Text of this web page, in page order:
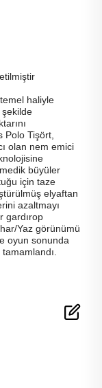
haliyle
Polo Tişört,
olan nem emici
büyüler
için taze
elyaftan
azaltmayı
gardırop
Yaz görünümü
oyun sonunda